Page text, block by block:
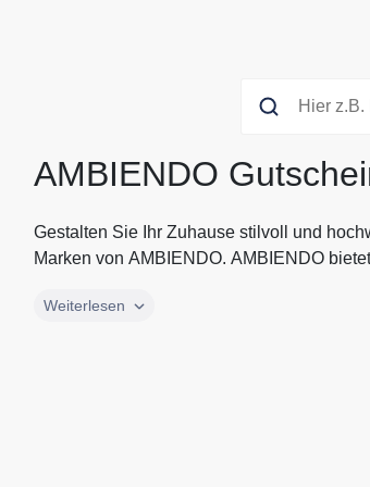
AMBIENDO
Gestalten Sie Ihr Zuhause stilvoll und
Marken von AMBIENDO. AMBIENDO
Gestalten Sie Ihr Zuhause stilvoll und
Weiterlesen